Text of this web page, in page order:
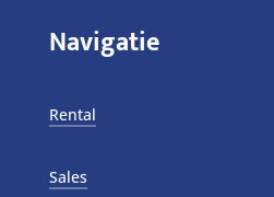
Navigatie
Rental
Sales